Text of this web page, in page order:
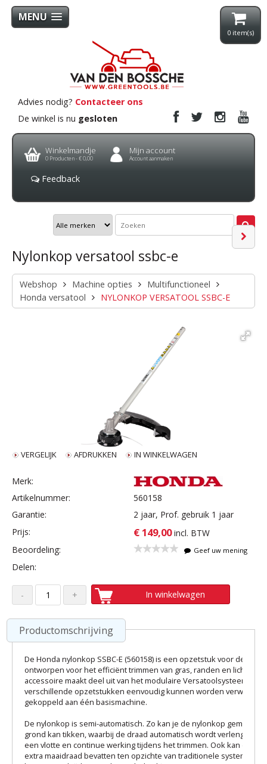
MENU
0 item(s)
Advies nodig? Contacteer ons
De winkel is nu gesloten
Winkelmandje
0 Producten -€ 0,00
Mijn account
Account aanmaken
Feedback
Nylonkop versatool ssbc-e
Webshop Machine opties
Multifunctioneel
Honda versatool
NYLONKOP VERSATOOL SSBC-E
VERGELIJK AFDRUKKEN IN WINKELWAGEN
Merk:
Artikelnummer:
560158
Garantie:
2 jaar, Prof. gebruik 1 jaar
Prijs:
€ 149,00 incl. BTW
Beoordeling:
Geef uw mening
Delen:
In winkelwagen
Productomschrijving
De Honda nylonkop SSBC-E (560158) is een opzetstuk voor de
ontworpen voor het efficiënt trimmen van gras, randen en lichte
accessoire maakt deel uit van het modulaire Versatoolsysteem,
verschillende opzetstukken eenvoudig kunnen worden verwisseld
gekoppeld aan één basismachine.
De nylonkop is semi-automatisch. Zo kan je de nylonkop
grond kan tikken, waarbij de draad automatisch wordt verlengd. Dit
een vlotte en continue werking tijdens het trimmen. Ook kan de
extra maaidraad bevatten ten opzichte van traditionele systemen,